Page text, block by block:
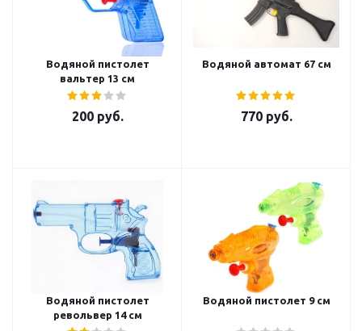
Водяной пистолет
вальтер 13 см
200руб.
Водяной автомат 67 см
770руб.
Водяной пистолет
револьвер 14 см
Водяной пистолет 9 см